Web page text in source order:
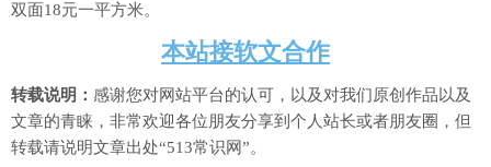
双面18元一平方米。
本站接软文合作
转载说明： 感谢您对网站平台的认可，以及对我们原创作品以及
文章的青睐，非常欢迎各位朋友分享到个人站长或者朋友圈，但
转载请说明文章出处“513常识网”。